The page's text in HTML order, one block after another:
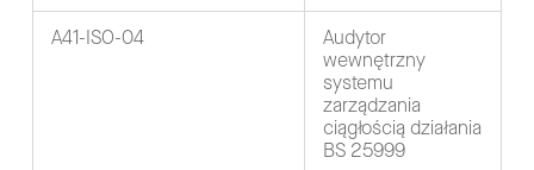
A41-ISO-04
Audytor
wewnętrzny
systemu
zarządzania
ciągłością działania
BS 25999